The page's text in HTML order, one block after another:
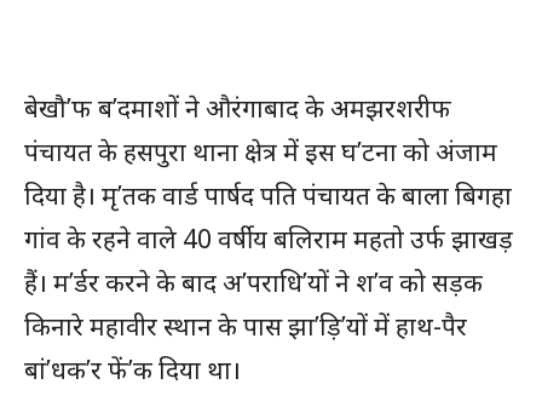
बेखौ’फ ब’दमाशों ने औरंगाबाद के अमझरशरीफ
पंचायत के हसपुरा थाना क्षेत्र में इस घ’टना को अंजाम
दिया है। मृ’तक वार्ड पार्षद पति पंचायत के बाला बिगहा
गांव के रहने वाले 40 वर्षीय बलिराम महतो उर्फ झाखड़
हैं। म’र्डर करने के बाद अ’पराधि’यों ने श’व को सड़क
किनारे महावीर स्थान के पास झा’ड़ि’यों में हाथ-पैर
बां’धक’र फें’क दिया था।